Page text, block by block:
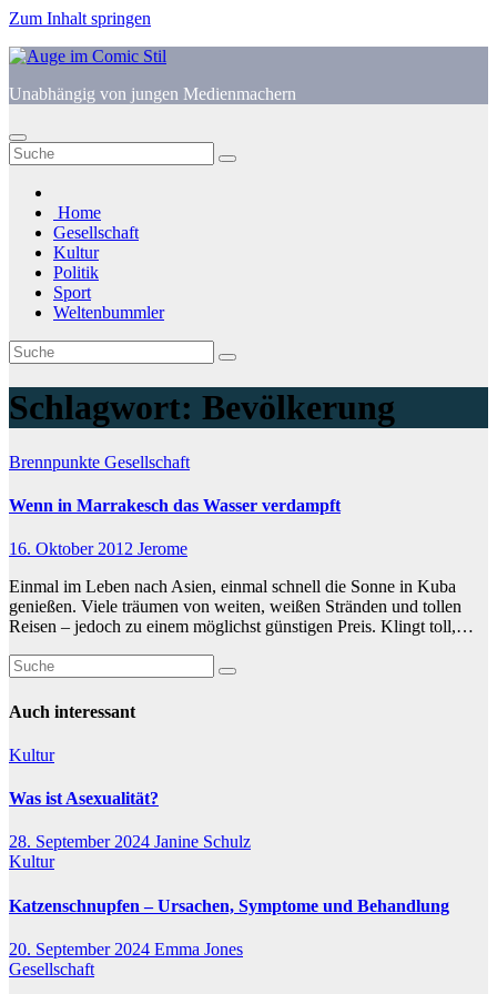
Zum Inhalt springen
Unabhängig von jungen Medienmachern
Home
Gesellschaft
Kultur
Politik
Sport
Weltenbummler
Schlagwort: Bevölkerung
Brennpunkte Gesellschaft
Wenn in Marrakesch das Wasser verdampft
16. Oktober 2012 Jerome
Einmal im Leben nach Asien, einmal schnell die Sonne in Kuba
genießen. Viele träumen von weiten, weißen Stränden und tollen
Reisen – jedoch zu einem möglichst günstigen Preis. Klingt toll,…
Auch interessant
Kultur
Was ist Asexualität?
28. September 2024 Janine Schulz
Kultur
Katzenschnupfen – Ursachen, Symptome und Behandlung
20. September 2024 Emma Jones
Gesellschaft